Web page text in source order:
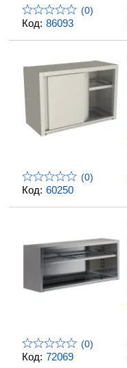
Код: 86093
(0)
Код: 60250
(0)
Код: 72069
(0)